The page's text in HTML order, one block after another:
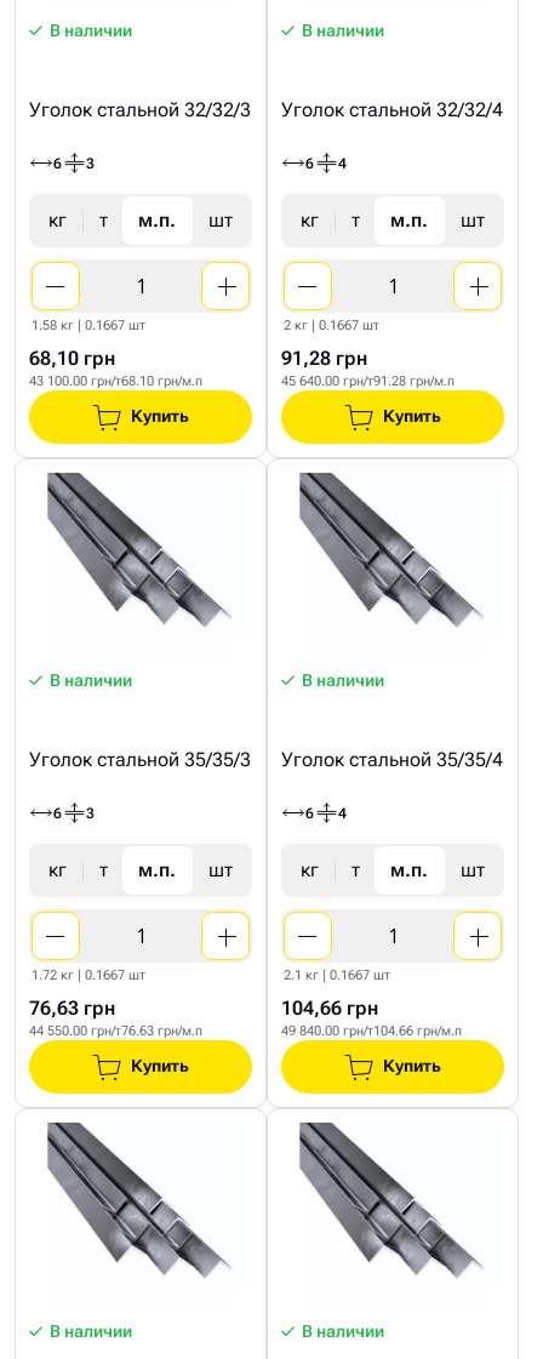
В наличии
Уголок стальной 32/32/3
6 3
кг т м.п. шт
1.58 кг | 0.1667 шт
68,10 грн
43 100.00 грн/т68.10 грн/м.п
Купить
В наличии
Уголок стальной 32/32/4
6 4
кг т м.п. шт
2 кг | 0.1667 шт
91,28 грн
45 640.00 грн/т91.28 грн/м.п
Купить
В наличии
Уголок стальной 35/35/3
6 3
кг т м.п. шт
1.72 кг | 0.1667 шт
76,63 грн
44 550.00 грн/т76.63 грн/м.п
Купить
В наличии
Уголок стальной 35/35/4
6 4
кг т м.п. шт
2.1 кг | 0.1667 шт
104,66 грн
49 840.00 грн/т104.66 грн/м.п
Купить
В наличии В наличии